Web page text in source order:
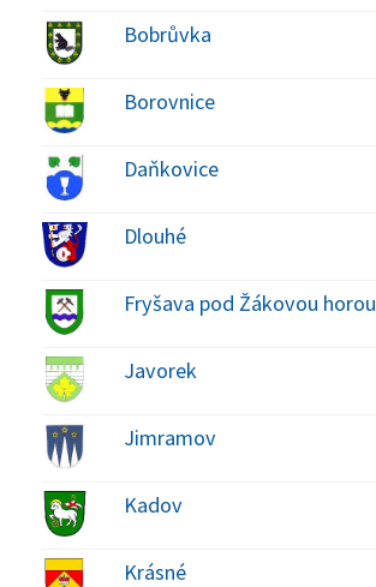
Bobrůvka
Borovnice
Daňkovice
Dlouhé
Fryšava pod Žákovou horou
Javorek
Jimramov
Kadov
Krásné